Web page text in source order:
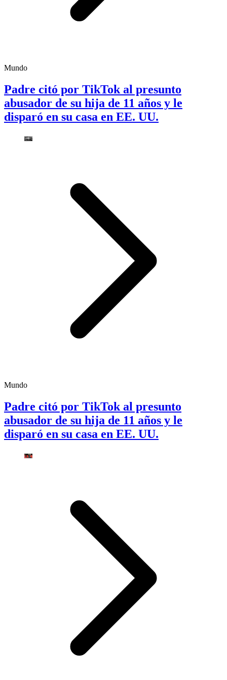
Mundo
Padre citó por TikTok al presunto
abusador de su hija de 11 años y le
disparó en su casa en EE. UU.
Mundo
Padre citó por TikTok al presunto
abusador de su hija de 11 años y le
disparó en su casa en EE. UU.